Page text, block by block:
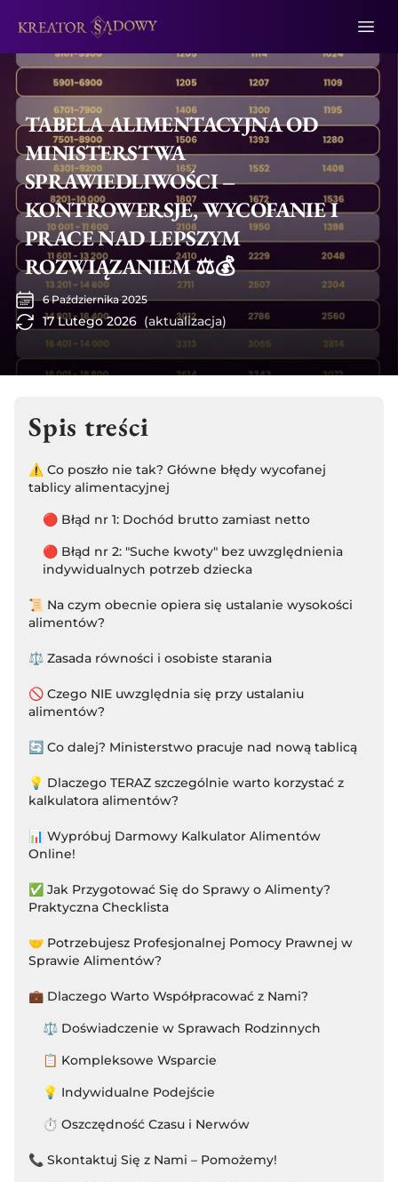
TABELA ALIMENTACYJNA OD
MINISTERSTWA
SPRAWIEDLIWOŚCI –
KONTROWERSJE, WYCOFANIE I
PRACE NAD LEPSZYM
ROZWIĄZANIEM ⚖️💰
6 Października 2025
17 Lutego 2026 (aktualizacja)
Spis treści
⚠️ Co poszło nie tak? Główne błędy wycofanej
tablicy alimentacyjnej
🔴 Błąd nr 1: Dochód brutto zamiast netto
🔴 Błąd nr 2: "Suche kwoty" bez uwzględnienia
indywidualnych potrzeb dziecka
📜 Na czym obecnie opiera się ustalanie wysokości
alimentów?
⚖️ Zasada równości i osobiste starania
🚫 Czego NIE uwzględnia się przy ustalaniu
alimentów?
🔄 Co dalej? Ministerstwo pracuje nad nową tablicą
💡 Dlaczego TERAZ szczególnie warto korzystać z
kalkulatora alimentów?
📊 Wypróbuj Darmowy Kalkulator Alimentów
Online!
✅ Jak Przygotować Się do Sprawy o Alimenty?
Praktyczna Checklista
🤝 Potrzebujesz Profesjonalnej Pomocy Prawnej w
Sprawie Alimentów?
💼 Dlaczego Warto Współpracować z Nami?
⚖️ Doświadczenie w Sprawach Rodzinnych
📋 Kompleksowe Wsparcie
💡 Indywidualne Podejście
⏱️ Oszczędność Czasu i Nerwów
📞 Skontaktuj Się z Nami – Pomożemy!